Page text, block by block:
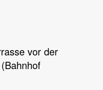
vor der